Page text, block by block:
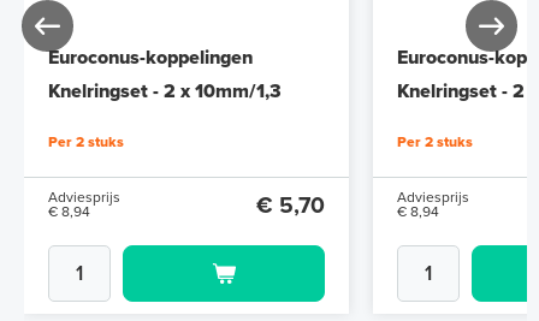
Euroconus-koppelingen
Knelringset - 2 x 10mm/1,3
Per 2 stuks
Adviesprijs
€ 8,94
€ 5,70
Euroconus-
Knelringset - 2
Per 2 stuks
Adviesprijs
€ 8,94